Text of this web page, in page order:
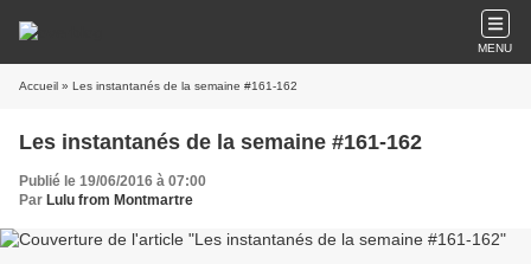
MENU
Accueil » Les instantanés de la semaine #161-162
Les instantanés de la semaine #161-162
Publié le 19/06/2016 à 07:00
Par Lulu from Montmartre